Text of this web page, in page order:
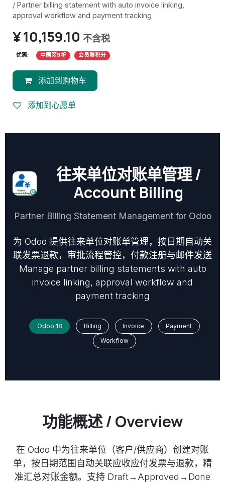
/ Partner billing statement with auto invoice linking,
approval workflow and payment tracking
¥10,159.10 不含税
优惠: 中国区9折 会员赠积分
添加到购物车
添加到心愿单
往来单位对账单管理 /
Account Billing
Partner Billing Statement Management for Odoo
为 Odoo 提供往来单位对账单管理，按日期自动关
联发票退款，审批流程管控，付款注册与邮件发送
Manage partner billing statements with auto
invoice linking, approval workflow and
payment tracking
Odoo 18 Billing Invoice
Payment
Workflow
功能概述 / Overview
在 Odoo 中为往来单位（客户/供应商）创建对账
单，按日期范围自动关联应收应付发票与退款，精
准汇总对账金额。支持 Draft→Approved→Done